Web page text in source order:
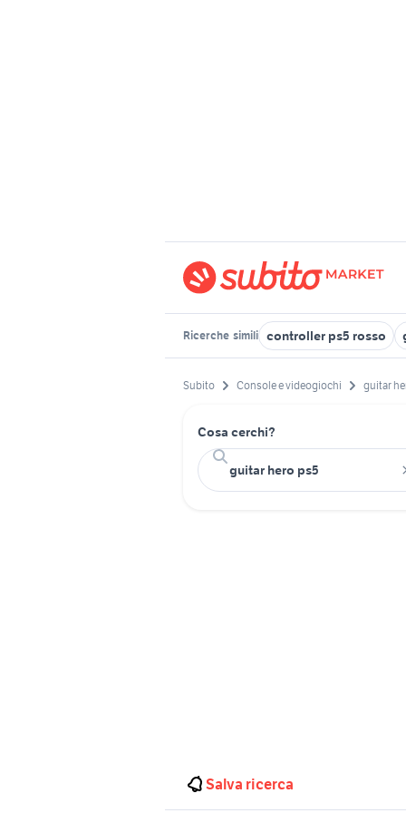
Ricerche simili controller ps5 rosso
Subito Console e videogiochi guitar
Cosa cerchi?
Salva ricerca